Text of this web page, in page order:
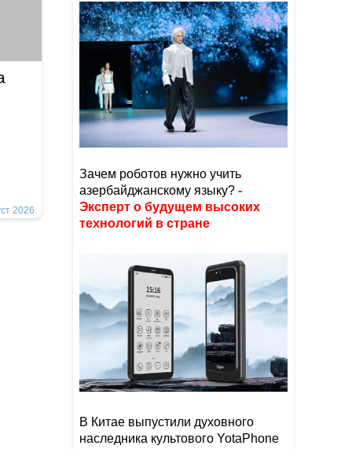
2026
Зачем роботов нужно учить
азербайджанскому языку? -
Эксперт о будущем высоких
технологий в стране
В Китае выпустили духовного
наследника культового YotaPhone